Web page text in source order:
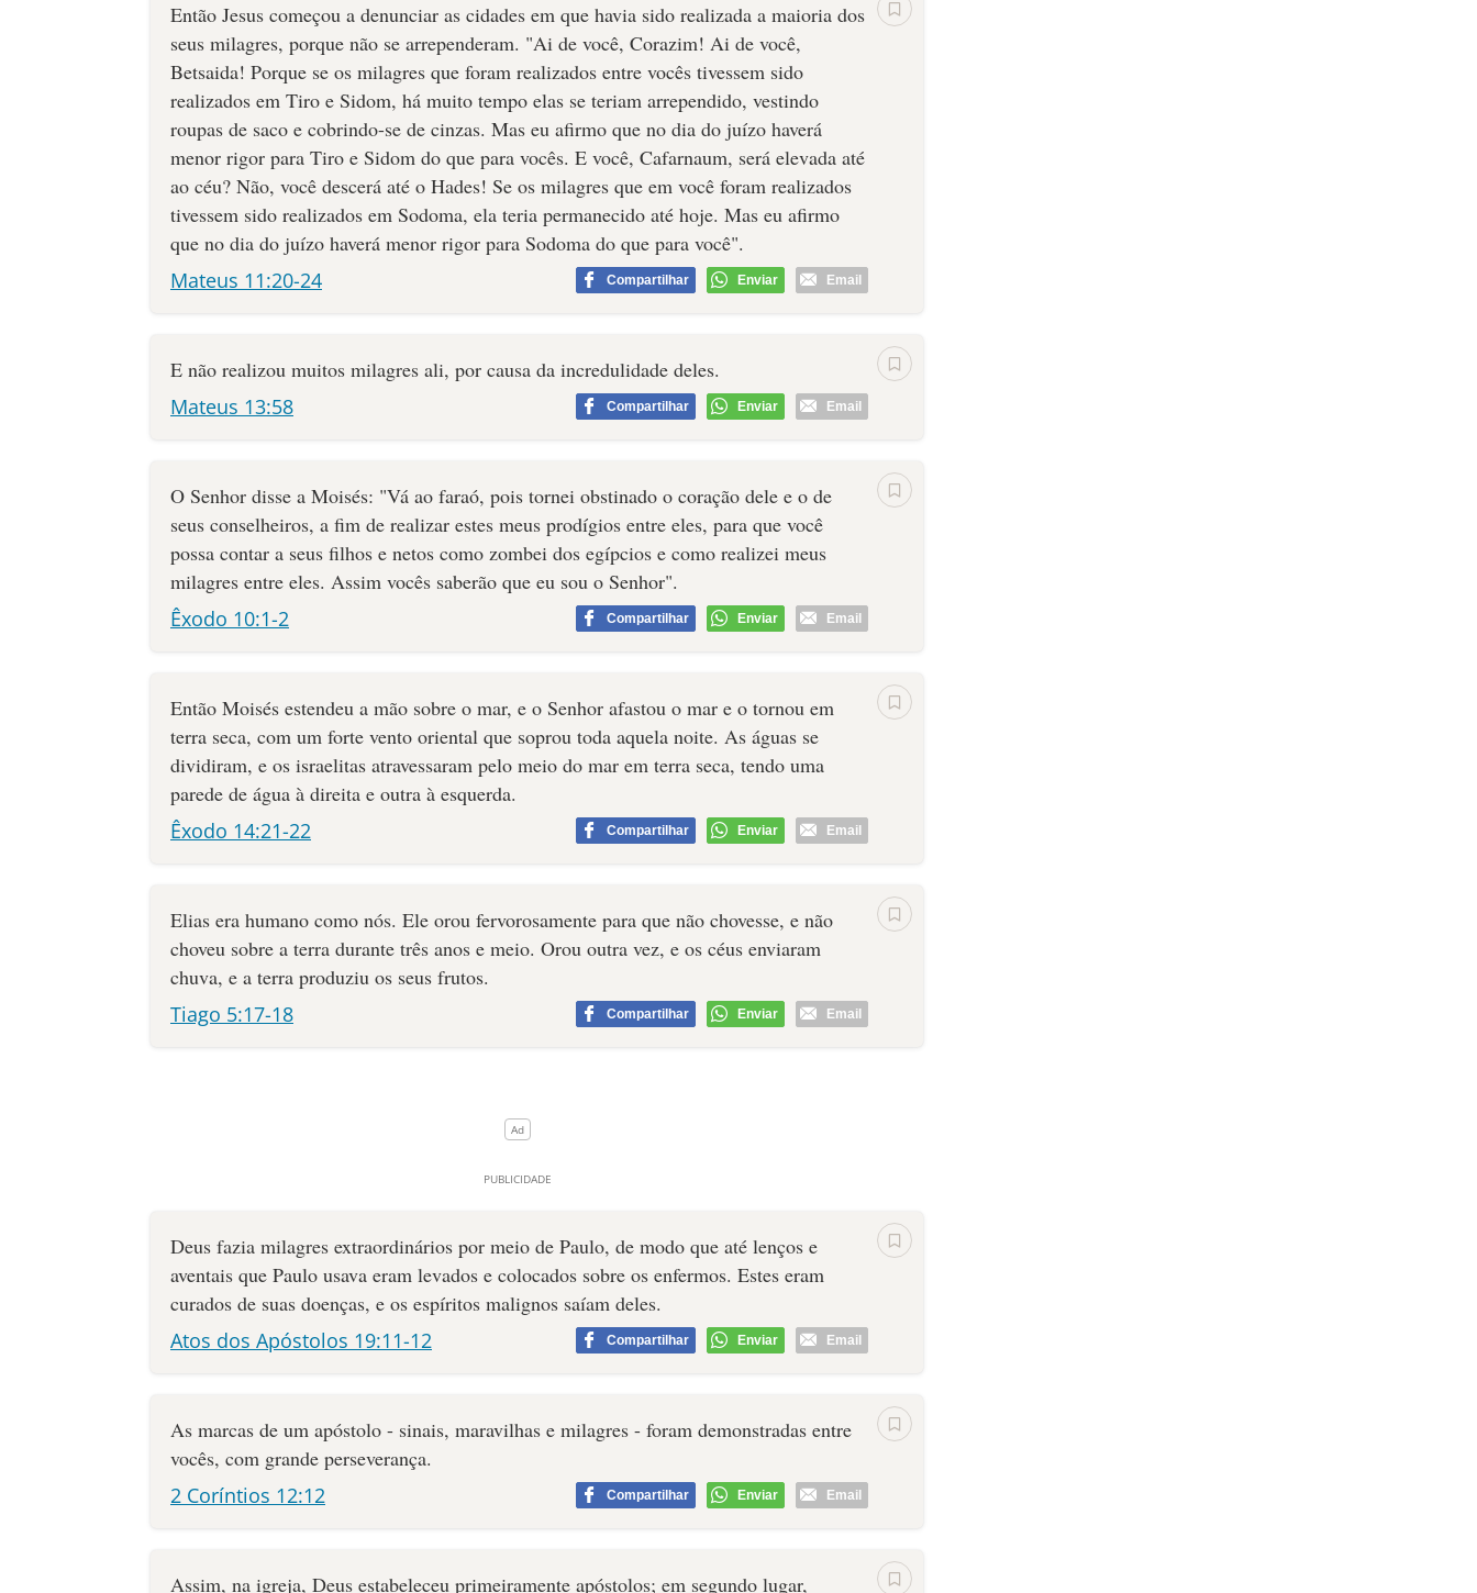
Então Jesus começou a denunciar as cidades em que havia sido realizada a maioria dos
seus milagres, porque não se arrependeram. "Ai de você, Corazim! Ai de você,
Betsaida! Porque se os milagres que foram realizados entre vocês tivessem sido
realizados em Tiro e Sidom, há muito tempo elas se teriam arrependido, vestindo
roupas de saco e cobrindo-se de cinzas. Mas eu afirmo que no dia do juízo haverá
menor rigor para Tiro e Sidom do que para vocês. E você, Cafarnaum, será elevada até
ao céu? Não, você descerá até o Hades! Se os milagres que em você foram realizados
tivessem sido realizados em Sodoma, ela teria permanecido até hoje. Mas eu afirmo
que no dia do juízo haverá menor rigor para Sodoma do que para você".
Mateus 11:20-24
Compartilhar Enviar Email
E não realizou muitos milagres ali, por causa da incredulidade deles.
Mateus 13:58
Compartilhar Enviar Email
O Senhor disse a Moisés: "Vá ao faraó, pois tornei obstinado o coração dele e o de
seus conselheiros, a fim de realizar estes meus prodígios entre eles, para que você
possa contar a seus filhos e netos como zombei dos egípcios e como realizei meus
milagres entre eles. Assim vocês saberão que eu sou o Senhor".
Êxodo 10:1-2
Compartilhar Enviar Email
Então Moisés estendeu a mão sobre o mar, e o Senhor afastou o mar e o tornou em
terra seca, com um forte vento oriental que so­prou toda aquela noite. As águas se
dividiram, e os israelitas atravessaram pelo meio do mar em terra seca, tendo uma
parede de água à direita e outra à esquerda.
Êxodo 14:21-22
Compartilhar Enviar Email
Elias era humano como nós. Ele orou fervorosamente para que não chovesse, e não
choveu sobre a terra durante três anos e meio. Orou outra vez, e os céus enviaram
chuva, e a terra produziu os seus frutos.
Tiago 5:17-18
Compartilhar Enviar Email
Deus fazia milagres extraordinários por meio de Paulo, de modo que até lenços e
aventais que Paulo usava eram levados e colocados sobre os enfermos. Estes eram
curados de suas doenças, e os espíritos malignos saíam deles.
Atos dos Apóstolos 19:11-12
Compartilhar Enviar Email
As marcas de um apóstolo - sinais, maravilhas e milagres - foram demonstradas entre
vocês, com grande perseverança.
2 Coríntios 12:12
Compartilhar Enviar Email
Assim, na igreja, Deus estabeleceu primeiramente apóstolos; em segundo lugar,